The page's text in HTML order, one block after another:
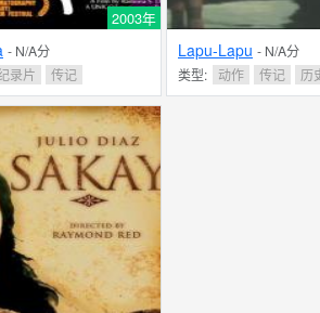
2003年
- N/A分
录片 传记
Lapu-Lapu - N/A分
类型:
动作 传记 历